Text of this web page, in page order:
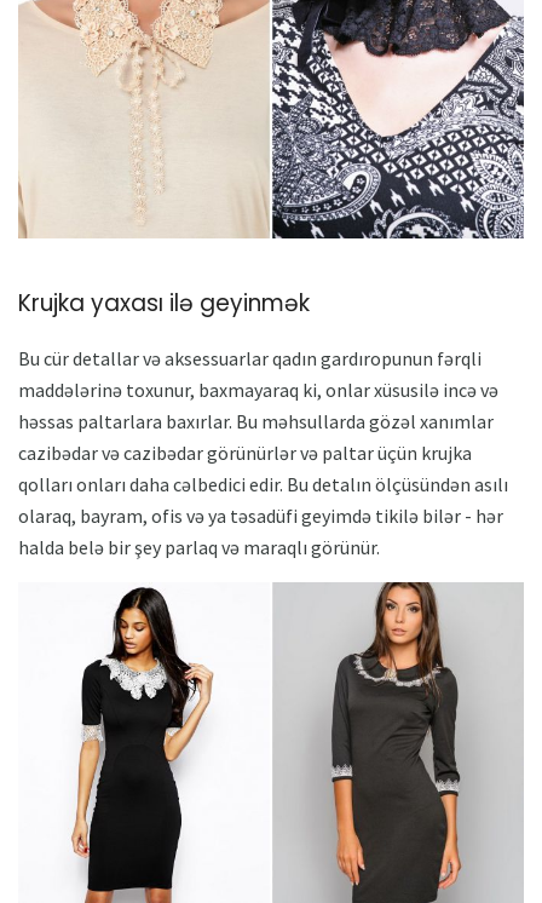
Krujka yaxası ilə geyinmək
Bu cür detallar və aksessuarlar qadın gardıropunun fərqli
maddələrinə toxunur, baxmayaraq ki, onlar xüsusilə incə və
həssas paltarlara baxırlar. Bu məhsullarda gözəl xanımlar
cazibədar və cazibədar görünürlər və paltar üçün krujka
qolları onları daha cəlbedici edir. Bu detalın ölçüsündən asılı
olaraq, bayram, ofis və ya təsadüfi geyimdə tikilə bilər - hər
halda belə bir şey parlaq və maraqlı görünür.